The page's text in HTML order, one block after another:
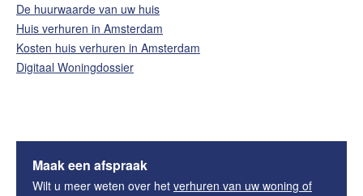
De huurwaarde van uw huis
Huis verhuren in Amsterdam
Kosten huis verhuren in Amsterdam
Digitaal Woningdossier
Maak een afspraak
Wilt u meer weten over het verhuren van uw woning of